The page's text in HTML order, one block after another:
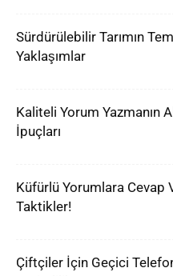
Sürdürülebilir Tarımın
Yaklaşımlar
Kaliteli Yorum Yazmanın
İpuçları
Küfürlü Yorumlara Cevap
Taktikler!
Çiftçiler İçin Geçici